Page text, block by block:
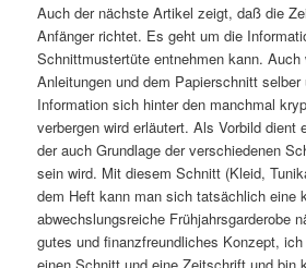
Auch der nächste Artikel zeigt, daß die
Anfänger richtet. Es geht um die
Schnittmustertüte entnehmen kann.
Anleitungen und dem Papierschnitt
Information sich hinter den manchmal
verbergen wird erläutert. Als Vorbild dient
der auch Grundlage der verschiedenen
sein wird. Mit diesem Schnitt (Kleid,
dem Heft kann man sich tatsächlich eine
abwechslungsreiche Frühjahrsgarderobe
gutes und finanzfreundliches Konzept,